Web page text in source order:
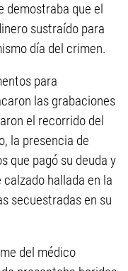
demostraba que el
sustraído para
día del crimen.
para
las grabaciones
el recorrido del
la presencia de
que pagó su deuda y
hallada en la
secuestradas en su
del médico